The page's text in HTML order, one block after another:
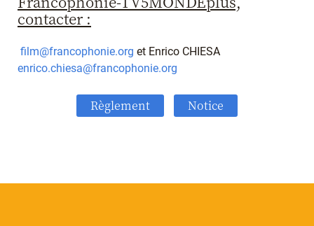
contacter :
film@francophonie.org et Enrico CHIESA
enrico.chiesa@francophonie.org
Règlement Notice